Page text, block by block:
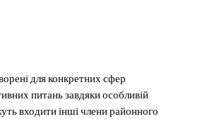
для конкретних сфер
питань завдяки особливій
входити інші члени районного